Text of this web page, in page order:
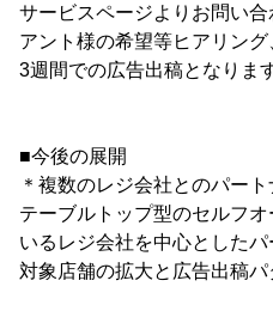
サービスページよりお問い
アント様の希望等ヒアリン
3週間での広告出稿となります
■今後の展開
＊複数のレジ会社とのパー
テーブルトップ型のセルフ
いるレジ会社を中心とした
対象店舗の拡大と広告出稿パ